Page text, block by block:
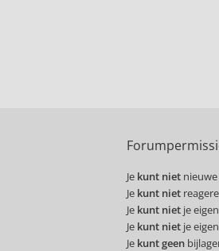
Je kunt niet
Je kunt niet
Je kunt niet je
Je kunt niet je
Je kunt geen